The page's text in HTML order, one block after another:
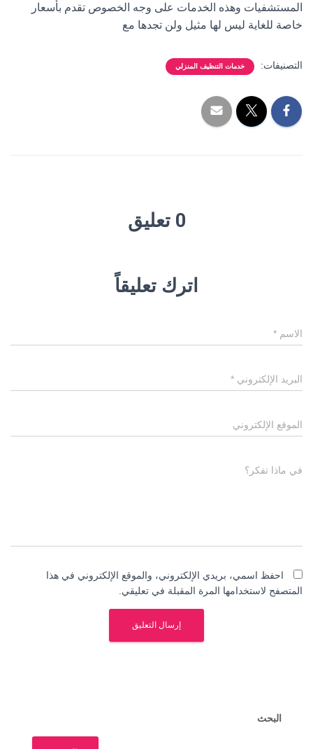
المستشفيات وهذه الخدمات على وجه الخصوص تقدم بأسعار
خاصة للغاية ليس لها مثيل ولن تجدها مع
التصنيفات: خدمات التنظيف المنزلي
0 تعليق
اترك تعليقاً
الاسم *
البريد الإلكتروني *
الموقع الإلكتروني
في ماذا تفكر؟
احفظ اسمي، بريدي الإلكتروني، والموقع الإلكتروني في هذا
المتصفح لاستخدامها المرة المقبلة في تعليقي.
البحث